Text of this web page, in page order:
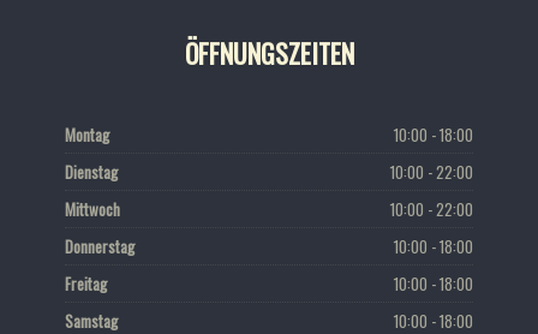
ÖFFNUNGSZEITEN
Montag
10:00 - 18:00
Dienstag
10:00 - 22:00
Mittwoch
10:00 - 22:00
Donnerstag
10:00 - 18:00
Freitag
10:00 - 18:00
Samstag
10:00 - 18:00